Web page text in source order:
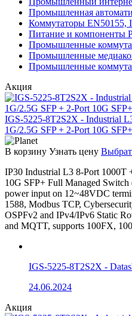
Промышленная
Коммутаторы EN50155,
Питание и компоненты
Промышленные
Промышленные
Промышленные
Акция
IGS-5225-8T2S2X - Industrial
1G/2.5G SFP + 2-Port 10G SFP+
В корзину Узнать цену
IP30 Industrial L3 8-Port 1000T
10G SFP+ Full Managed
power input on 12~48VDC
1588, Modbus TCP,
OSPFv2 and IPv4/IPv6 Static
and MQTT, supports 100FX,
IGS-5225-8T2S2X -
24.06.2024
Акция